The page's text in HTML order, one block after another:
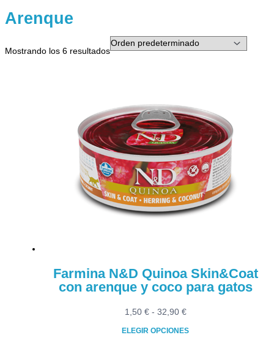
Arenque
Mostrando los 6 resultados
Farmina N&D Quinoa Skin&Coat
con arenque y coco para gatos
1,50 € - 32,90 €Rango
ELEGIR OPCIONES